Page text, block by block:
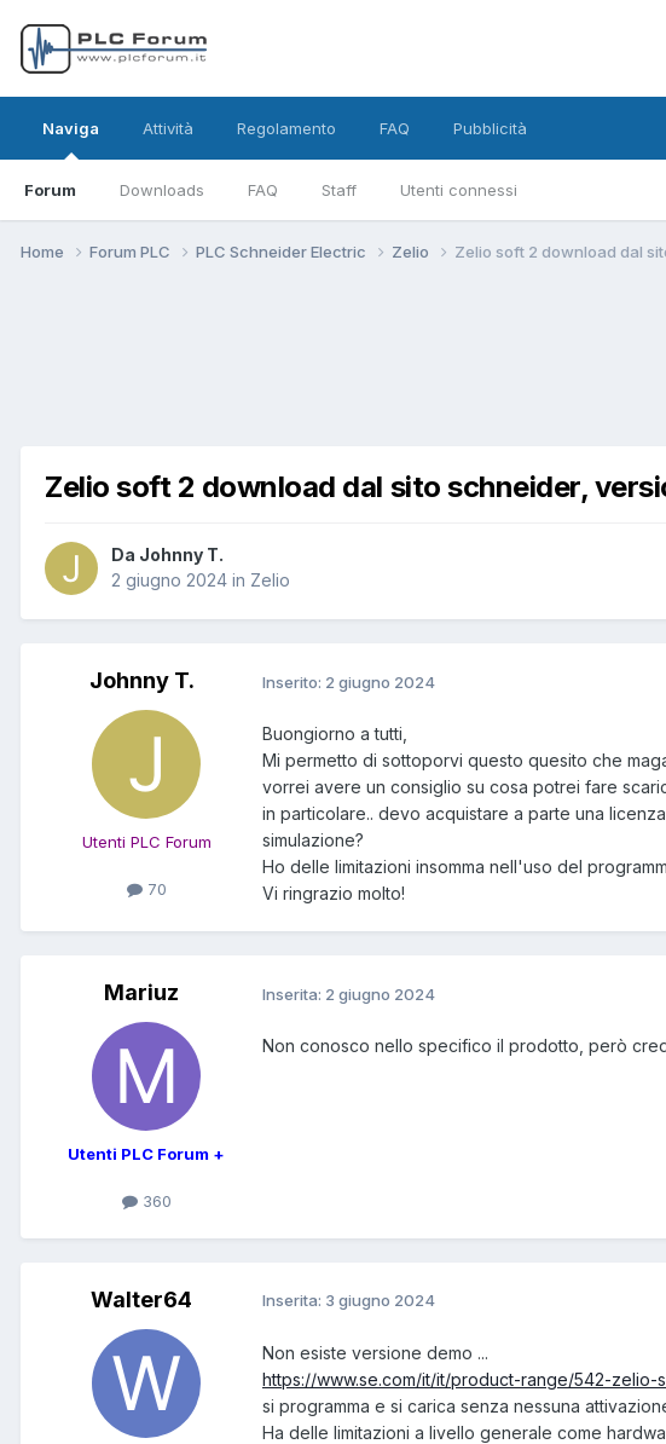
Naviga
Forum Downloads FAQ Staff Utenti connessi
Attività Regolamento FAQ Pubblicità
Home Forum PLC PLC Schneider Electric Zelio Zelio soft 2 download dal
Zelio soft 2 download dal sito schneider,
Da Johnny T.
2 giugno 2024 in Zelio
Johnny T.
Utenti PLC Forum
70
Inserito: 2 giugno 2024
Buongiorno a tutti,
Mi permetto di sottoporvi questo quesito che
vorrei avere un consiglio su cosa potrei fare
in particolare.. devo acquistare a parte una
simulazione?
Ho delle limitazioni insomma nell'uso del
Vi ringrazio molto!
Mariuz
Utenti PLC Forum +
360
Inserita: 2 giugno 2024
Non conosco nello specifico il prodotto, però
Walter64 Inserita: 3 giugno 2024
Non esiste versione demo ...
https://www.se.com/it/it/product-range/542-
si programma e si carica senza nessuna
Ha delle limitazioni a livello generale come